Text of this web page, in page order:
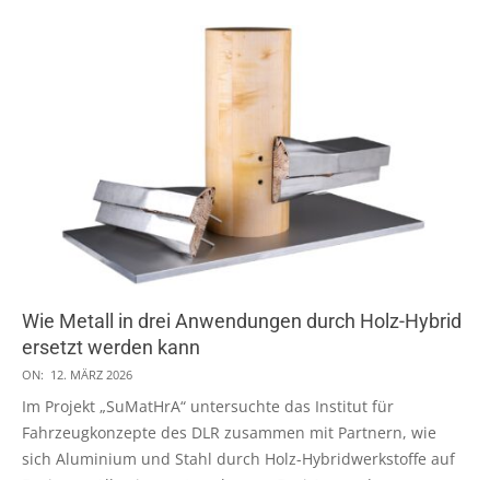
Wie Metall in drei Anwendungen durch Holz-Hybrid
ersetzt werden kann
2026-
03-
12
ON: 12. MÄRZ 2026
Im Projekt „SuMatHrA“ untersuchte das Institut für
Fahrzeugkonzepte des DLR zusammen mit Partnern, wie
sich Aluminium und Stahl durch Holz-Hybridwerkstoffe auf